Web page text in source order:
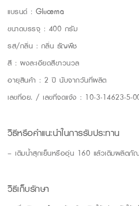
แบรนด์ : Glucerna
ขนาดบรรจุ : 400 กรัม
รส/กลิ่น : กลิ่น ธัญพืช
สี : ผงละเอียดสีขาวนวล
อายุสินค้า : 2 ปี นับจากวันที่ผลิต
เลขที่อย. / เลขที่จดแจ้ง : 10-3-14623-5-
วิธีหรือคำแนะนำในการรับประทาน
– เติมน้ำสุกเย็นหรืออุ่น 160 แล้วเติมผลิต
วิธีเก็บรักษา